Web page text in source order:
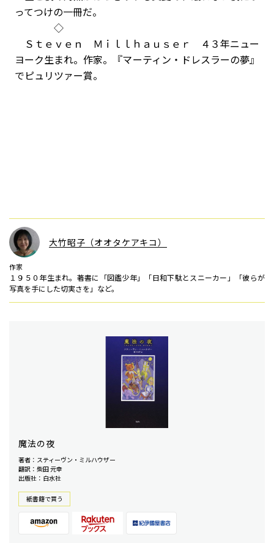
ってつけの一冊だ。
◇
Ｓｔｅｖｅｎ Ｍｉｌｌｈａｕｓｅｒ ４３年ニュー
ヨーク生まれ。作家。『マーティン・ドレスラーの夢』
でピュリツァー賞。
大竹昭子（オオタケアキコ）
作家
１９５０年生まれ。著書に「図鑑少年」「日和下駄とスニーカー」「彼らが
写真を手にした切実さを」など。
魔法の夜
著者：スティーヴン・ミルハウザー
翻訳：柴田 元幸
出版社：白水社
紙書籍で買う